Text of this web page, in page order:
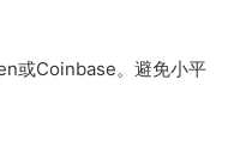
或Coinbase。避免小平